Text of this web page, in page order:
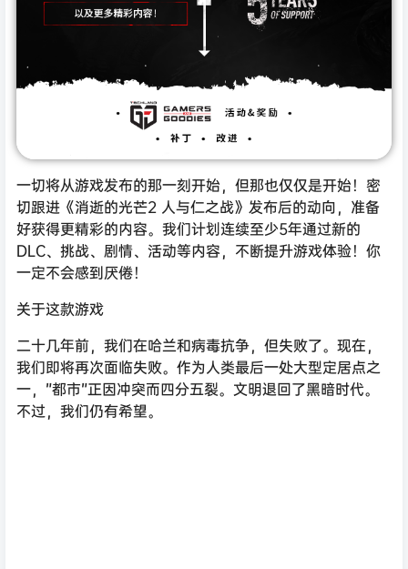
一切将从游戏发布的那一刻开始，但那也仅仅是开始！密
切跟进《消逝的光芒2 人与仁之战》发布后的动向，准备
好获得更精彩的内容。我们计划连续至少5年通过新的
DLC、挑战、剧情、活动等内容，不断提升游戏体验！你
一定不会感到厌倦！
关于这款游戏
二十几年前，我们在哈兰和病毒抗争，但失败了。现在，
我们即将再次面临失败。作为人类最后一处大型定居点之
一，”都市”正因冲突而四分五裂。文明退回了黑暗时代。
不过，我们仍有希望。